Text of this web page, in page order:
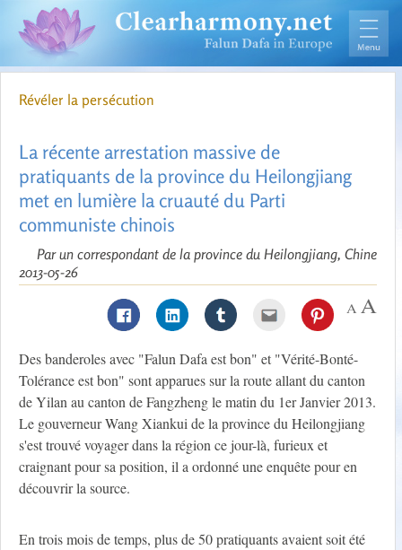
Révéler la persécution
La récente arrestation massive de
pratiquants de la province du Heilongjiang
met en lumière la cruauté du Parti
communiste chinois
Par un correspondant de la province du Heilongjiang, Chine
2013-05-26
Des banderoles avec "Falun Dafa est bon" et "Vérité-Bonté-
Tolérance est bon" sont apparues sur la route allant du canton
de Yilan au canton de Fangzheng le matin du 1er Janvier 2013.
Le gouverneur Wang Xiankui de la province du Heilongjiang
s'est trouvé voyager dans la région ce jour-là, furieux et
craignant pour sa position, il a ordonné une enquête pour en
découvrir la source.
En trois mois de temps, plus de 50 pratiquants avaient soit été